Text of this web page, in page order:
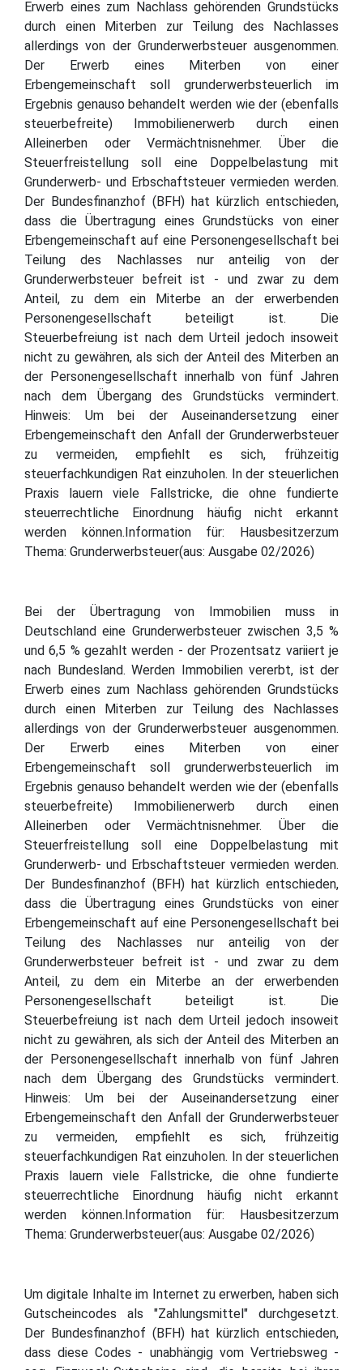
Erwerb eines zum Nachlass gehörenden Grundstücks
durch einen Miterben zur Teilung des Nachlasses
allerdings von der Grunderwerbsteuer ausgenommen.
Der Erwerb eines Miterben von einer
Erbengemeinschaft soll grunderwerbsteuerlich im
Ergebnis genauso behandelt werden wie der (ebenfalls
steuerbefreite) Immobilienerwerb durch einen
Alleinerben oder Vermächtnisnehmer. Über die
Steuerfreistellung soll eine Doppelbelastung mit
Grunderwerb- und Erbschaftsteuer vermieden werden.
Der Bundesfinanzhof (BFH) hat kürzlich entschieden,
dass die Übertragung eines Grundstücks von einer
Erbengemeinschaft auf eine Personengesellschaft bei
Teilung des Nachlasses nur anteilig von der
Grunderwerbsteuer befreit ist - und zwar zu dem
Anteil, zu dem ein Miterbe an der erwerbenden
Personengesellschaft beteiligt ist. Die
Steuerbefreiung ist nach dem Urteil jedoch insoweit
nicht zu gewähren, als sich der Anteil des Miterben an
der Personengesellschaft innerhalb von fünf Jahren
nach dem Übergang des Grundstücks vermindert.
Hinweis: Um bei der Auseinandersetzung einer
Erbengemeinschaft den Anfall der Grunderwerbsteuer
zu vermeiden, empfiehlt es sich, frühzeitig
steuerfachkundigen Rat einzuholen. In der steuerlichen
Praxis lauern viele Fallstricke, die ohne fundierte
steuerrechtliche Einordnung häufig nicht erkannt
werden können.Information für: Hausbesitzerzum
Thema: Grunderwerbsteuer(aus: Ausgabe 02/2026)
Bei der Übertragung von Immobilien muss in
Deutschland eine Grunderwerbsteuer zwischen 3,5 %
und 6,5 % gezahlt werden - der Prozentsatz variiert je
nach Bundesland. Werden Immobilien vererbt, ist der
Erwerb eines zum Nachlass gehörenden Grundstücks
durch einen Miterben zur Teilung des Nachlasses
allerdings von der Grunderwerbsteuer ausgenommen.
Der Erwerb eines Miterben von einer
Erbengemeinschaft soll grunderwerbsteuerlich im
Ergebnis genauso behandelt werden wie der (ebenfalls
steuerbefreite) Immobilienerwerb durch einen
Alleinerben oder Vermächtnisnehmer. Über die
Steuerfreistellung soll eine Doppelbelastung mit
Grunderwerb- und Erbschaftsteuer vermieden werden.
Der Bundesfinanzhof (BFH) hat kürzlich entschieden,
dass die Übertragung eines Grundstücks von einer
Erbengemeinschaft auf eine Personengesellschaft bei
Teilung des Nachlasses nur anteilig von der
Grunderwerbsteuer befreit ist - und zwar zu dem
Anteil, zu dem ein Miterbe an der erwerbenden
Personengesellschaft beteiligt ist. Die
Steuerbefreiung ist nach dem Urteil jedoch insoweit
nicht zu gewähren, als sich der Anteil des Miterben an
der Personengesellschaft innerhalb von fünf Jahren
nach dem Übergang des Grundstücks vermindert.
Hinweis: Um bei der Auseinandersetzung einer
Erbengemeinschaft den Anfall der Grunderwerbsteuer
zu vermeiden, empfiehlt es sich, frühzeitig
steuerfachkundigen Rat einzuholen. In der steuerlichen
Praxis lauern viele Fallstricke, die ohne fundierte
steuerrechtliche Einordnung häufig nicht erkannt
werden können.Information für: Hausbesitzerzum
Thema: Grunderwerbsteuer(aus: Ausgabe 02/2026)
Um digitale Inhalte im Internet zu erwerben, haben sich
Gutscheincodes als "Zahlungsmittel" durchgesetzt.
Der Bundesfinanzhof (BFH) hat kürzlich entschieden,
dass diese Codes - unabhängig vom Vertriebsweg -